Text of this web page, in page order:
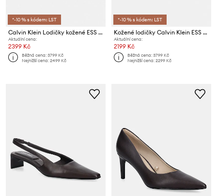
*-10 % s kódem: LST
Calvin Klein Lodičky kožené ESS STILETTO 90
Aktuální cena:
2399 Kč
Běžná cena:3799 Kč
Nejnižší cena:2499 Kč
*-10 % s kódem: LST
Kožené lodičky Calvin Klein ESS STILETTO 70
Aktuální cena:
2199 Kč
Běžná cena:3799 Kč
Nejnižší cena:2299 Kč